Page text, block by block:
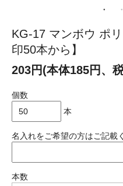
KG-17 マンボウ ポ
印50本から】
203円(本体185円、
個数
本
名入れをご希望の方はご記載
本数